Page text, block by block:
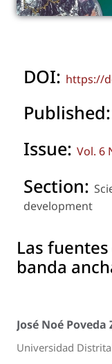
DOI: https://
Published:
Issue: Vol. 6
Section:
development
Las
banda
José Noé Poveda
Universidad